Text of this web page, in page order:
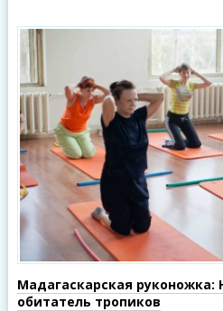
Мадагаскарская руконожка:
обитатель тропиков